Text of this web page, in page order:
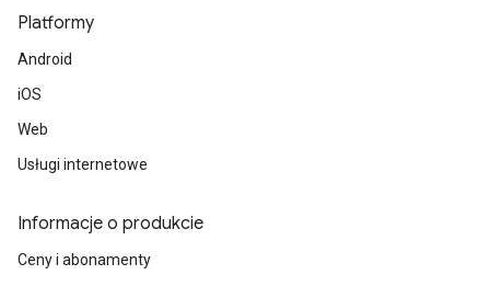
Platformy
Android
iOS
Web
Usługi internetowe
Informacje o produkcie
Ceny i abonamenty